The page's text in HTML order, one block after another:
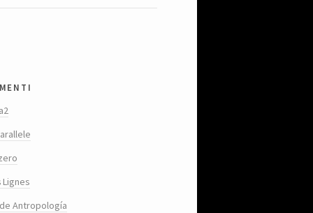
Lignes
Antropología